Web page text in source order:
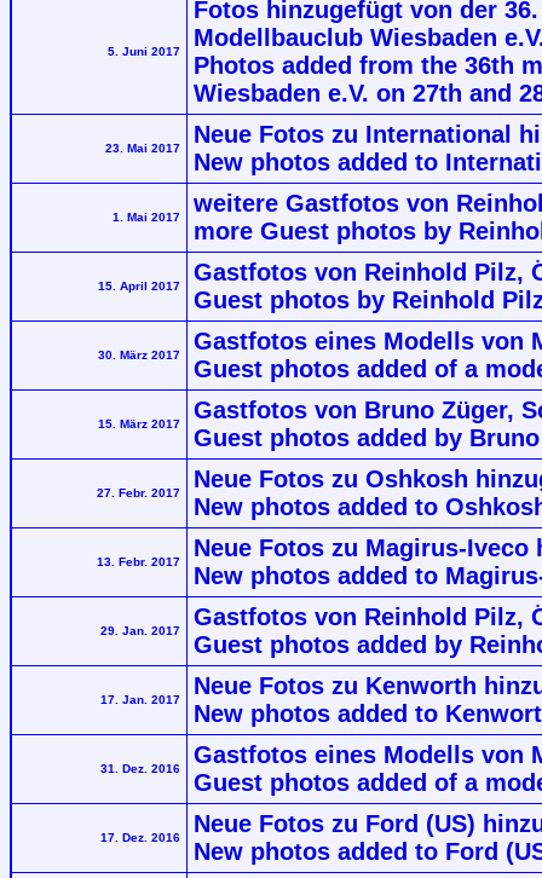
5. Juni 2017
Fotos hinzugefügt von der
Modellbauclub Wiesbaden
Photos added from the 36th
Wiesbaden e.V. on 27th and
23. Mai 2017
Neue Fotos zu International
New photos added to
1. Mai 2017
weitere Gastfotos von
more Guest photos by
15. April 2017
Gastfotos von Reinhold Pilz,
Guest photos by Reinhold
30. März 2017
Gastfotos eines Modells von
Guest photos added of a
15. März 2017
Gastfotos von Bruno Züger,
Guest photos added by
27. Febr. 2017
Neue Fotos zu Oshkosh
New photos added to
13. Febr. 2017
Neue Fotos zu Magirus-
New photos added to
29. Jan. 2017
Gastfotos von Reinhold Pilz,
Guest photos added by
17. Jan. 2017
Neue Fotos zu Kenworth
New photos added to
31. Dez. 2016
Gastfotos eines Modells von
Guest photos added of a
17. Dez. 2016
Neue Fotos zu Ford (US)
New photos added to Ford